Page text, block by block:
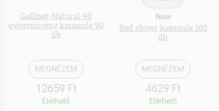
Gallmet-Natural-90
gyógynövény kapszula 90
db
MEGNÉZEM
12659 Ft
Elérhetõ
Now
Red clover kapszula 100
db
MEGNÉZEM
4629 Ft
Elérhetõ